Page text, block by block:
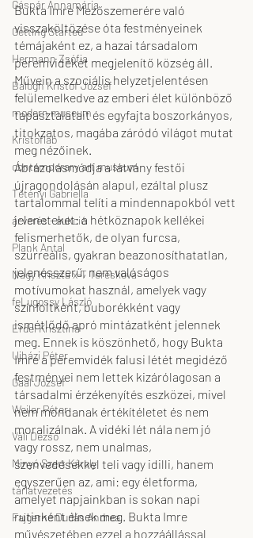
Gáspár Annamária
Getting Started
Hermann Zsófia
Balogh Kristóf József
modern museum
Kristoflab
contemporary art museum
Tétényi Gabriella
árverés - aukció
Plank Antal
Nagy Kriszta x-T Tereskova
feLugossy László
Erdei Krisztina
Ujházi Péter
Gaál József
Weiler Péter
Váli Dezső
Minyó Szert Károly
tárlatvezetés
Fajgerné Dudás Andrea
Bukta Imre Mezőszemerére való
visszaköltözése óta festményeinek
témájaként ez, a hazai társadalom
peremvidékét megjelenítő község áll.
Művein a szociális helyzetjelentésen
felülemelkedve az emberi élet különböző
tapasztalatait és egyfajta boszorkányos,
titokzatos, magába záródó világot mutat
meg nézőinek.
Ábrázolásmódja a látvány festői
újragondolásán alapul, ezáltal plusz
tartalommal telíti a mindennapokból vett
jeleneteket: a hétköznapok kellékei
felismerhetők, de olyan furcsa,
szürreális, gyakran beazonosíthatatlan,
jelenésszerű, nem valóságos
motívumokat használ, amelyek vagy
színfoltként, buborékként vagy
ismétlődő apró mintázatként jelennek
meg. Ennek is köszönhető, hogy Bukta
Imre a peremvidék falusi létét megidéző
festményei nem lettek kizárólagosan a
társadalmi érzékenyítés eszközei, mivel
nem mondanak értékítéletet és nem
moralizálnak. A vidéki lét nála nem jó
vagy rossz, nem unalmas,
szenvedésekkel teli vagy idilli, hanem
egyszerűen az, ami: egy életforma,
amelyet napjainkban is sokan napi
rutinként élnek meg. Bukta Imre
művészetében ezzel a hozzáállással